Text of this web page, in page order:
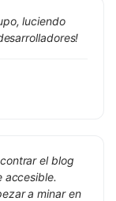
luciendo
el blog
accesible.
a minar en